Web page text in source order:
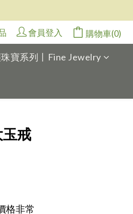
會員登入 購物車(0)
寶系列丨Fine Jewelry
戒
格非常